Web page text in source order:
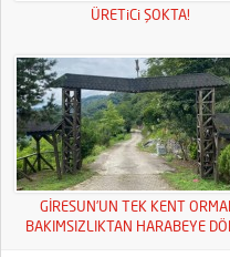
ÜRETiCi ŞOKTA!
GİRESUN’UN TEK KENT
BAKIMSIZLIKTAN HARABEYE